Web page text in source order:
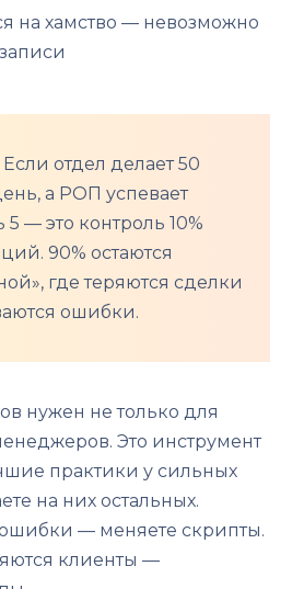
на хамство — невозможно
Если отдел делает 50
а РОП успевает
5 — это контроль 10%
90% остаются
где теряются сделки
ошибки.
нужен не только для
Это инструмент
практики у сильных
на них остальных.
— меняете скрипты.
клиенты —